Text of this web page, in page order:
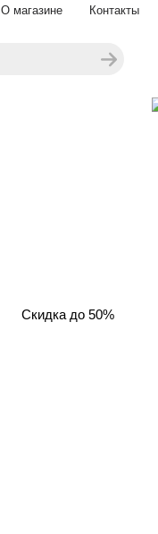
О магазине Контакты
Скидка до 50%